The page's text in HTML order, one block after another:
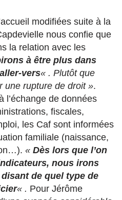
modifiées suite à la
nous confie que
la relation avec les
à être plus dans
vers« . Plutôt que
une rupture de droit ».
l’échange de données
fiscales,
les Caf sont informées
familiale (naissance,
« Dès lors que l’on
nous irons
de quel type de
« . Pour Jérôme